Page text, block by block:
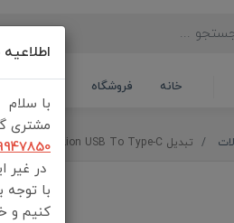
خانه فروشگاه
تبدیل Green Lion USB To Type-C مدل 2in1 otg adapter
با سلام
مشتری
در غیر
با
کنیم و